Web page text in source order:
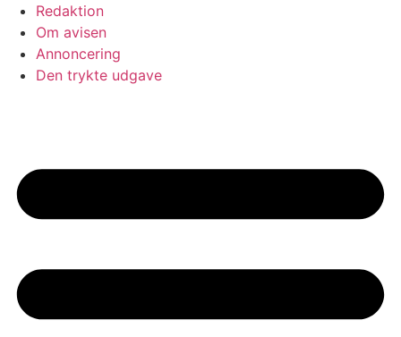
Redaktion
Om avisen
Annoncering
Den trykte udgave